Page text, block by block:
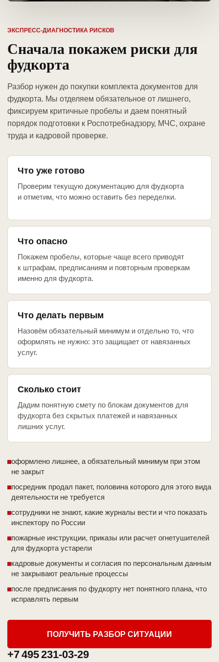
ЭКСПРЕСС-ДИАГНОСТИКА РИСКОВ
Сначала покажем риски для
фудкорта
Разбор нужен до покупки комплекта документов для
фудкорта. Мы отделяем обязательное от лишнего,
фиксируем критичные пробелы и даем понятный
порядок подготовки к Роспотребнадзору, МЧС, охране
труда и кадровой проверке.
Что уже готово
Проверим текущую документацию для фудкорта
и отметим, что можно оставить без переделки.
Что опасно
Покажем пробелы, которые чаще всего приводят
к штрафам, предписаниям и повторным проверкам
именно для фудкорта.
Что делать первым
Назовём обязательный минимум и отдельно то, что
оформлять не нужно: это защищает от навязанных
услуг.
Сколько стоит
Дадим понятную смету по блокам документов для
фудкорта без скрытых платежей и навязанных
лишних услуг.
оформлено лишнее, а обязательный минимум при этом
не закрыт
посредник продал пакет, половина которого для этого вида
деятельности не требуется
сотрудники не знают, какие журналы вести и что показать
инспектору по России
пожарные инструкции, приказы или расчет огнетушителей
для фудкорта устарели
кадровые документы и согласия по персональным данным
не закрывают реальные процессы
после предписания по фудкорту нет понятного плана, что
исправлять первым
ПОЛУЧИТЬ РАЗБОР СИТУАЦИИ
+7 495 231-03-29